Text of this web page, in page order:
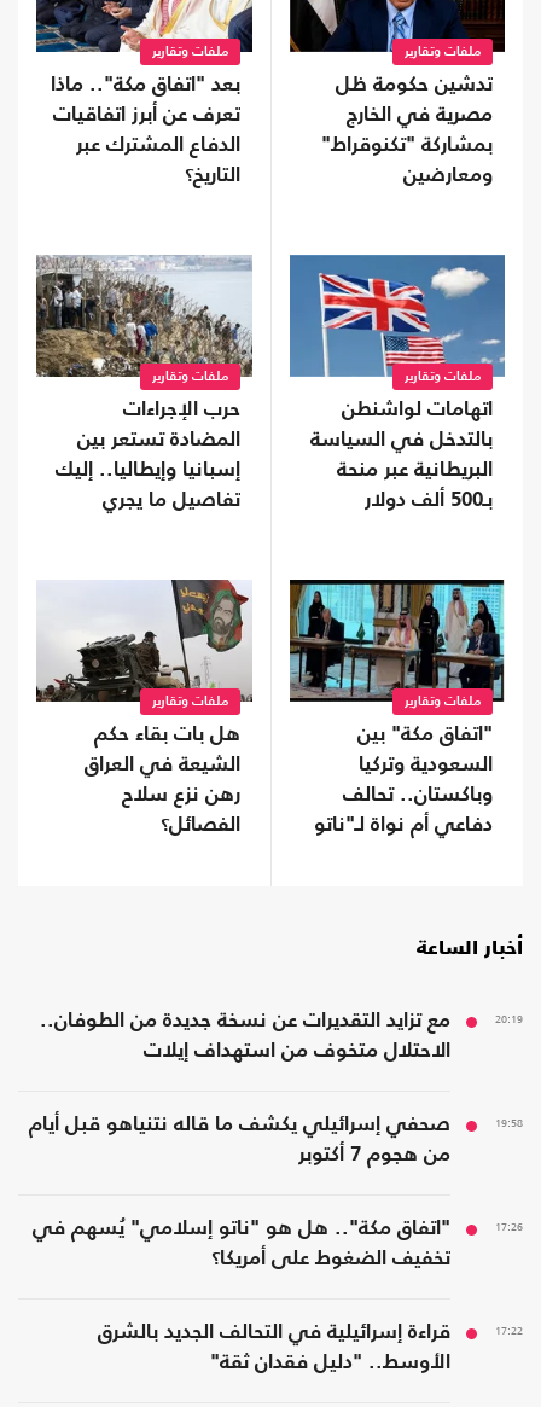
ملفات وتقارير
تدشين حكومة ظل
مصرية في الخارج
بمشاركة "تكنوقراط"
ومعارضين
ملفات وتقارير
بعد "اتفاق مكة".. ماذا
تعرف عن أبرز اتفاقيات
الدفاع المشترك عبر
التاريخ؟
ملفات وتقارير
اتهامات لواشنطن
بالتدخل في السياسة
البريطانية عبر منحة
بـ500 ألف دولار
ملفات وتقارير
حرب الإجراءات
المضادة تستعر بين
إسبانيا وإيطاليا.. إليك
تفاصيل ما يجري
ملفات وتقارير
"اتفاق مكة" بين
السعودية وتركيا
وباكستان.. تحالف
دفاعي أم نواة لـ"ناتو
ملفات وتقارير
هل بات بقاء حكم
الشيعة في العراق
رهن نزع سلاح
الفصائل؟
أخبار الساعة
20:19
مع تزايد التقديرات عن نسخة جديدة من الطوفان..
الاحتلال متخوف من استهداف إيلات
19:58
صحفي إسرائيلي يكشف ما قاله نتنياهو قبل أيام
من هجوم 7 أكتوبر
17:26
"اتفاق مكة".. هل هو "ناتو إسلامي" يُسهم في
تخفيف الضغوط على أمريكا؟
17:22
قراءة إسرائيلية في التحالف الجديد بالشرق
الأوسط.. "دليل فقدان ثقة"